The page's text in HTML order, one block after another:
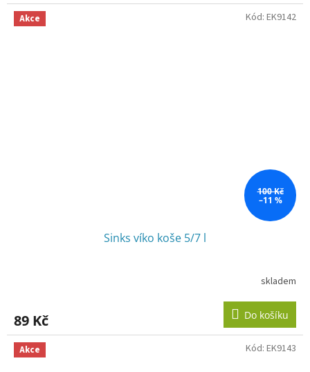
Akce
100 Kč
–11 %
Sinks víko koše 5/7 l
skladem
89 Kč Do košíku
Kód: EK9142
Akce Kód: EK9143